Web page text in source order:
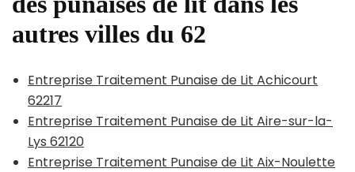
autres villes du 62
Entreprise Traitement Punaise de Lit Achicourt
62217
Entreprise Traitement Punaise de Lit Aire-sur-la-
Lys 62120
Entreprise Traitement Punaise de Lit Aix-Noulette